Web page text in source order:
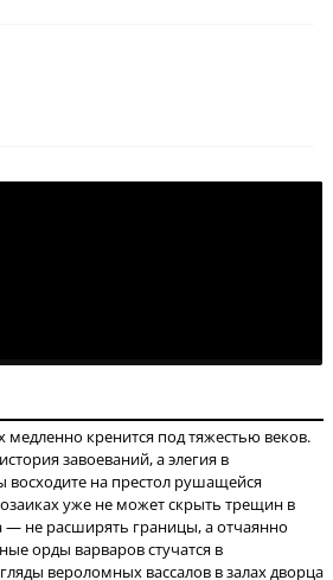
медленно кренится под тяжестью веков.
завоеваний, а элегия в
восходите на престол рушащейся
уже не может скрыть трещин в
— не расширять границы, а отчаянно
орды варваров стучатся в
вероломных вассалов в залах дворца